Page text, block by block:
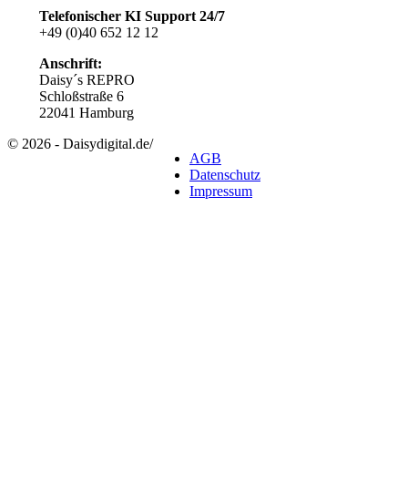
Telefonischer KI Support 24/7
+49 (0)40 652 12 12
Anschrift:
Daisy´s REPRO
Schloßstraße 6
22041 Hamburg
© 2026 - Daisydigital.de/
AGB
Datenschutz
Impressum